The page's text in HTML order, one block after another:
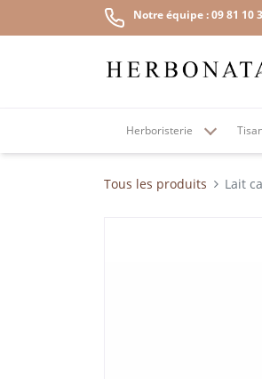
Notre équipe : 09 81 10
Herboristerie
Tous les produits Lait